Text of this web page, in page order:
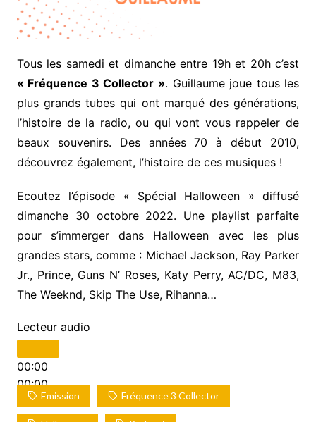
Tous les samedi et dimanche entre 19h et 20h c’est
« Fréquence 3 Collector ». Guillaume joue tous les
plus grands tubes qui ont marqué des générations,
l’histoire de la radio, ou qui vont vous rappeler de
beaux souvenirs. Des années 70 à début 2010,
découvrez également, l’histoire de ces musiques !
Ecoutez l’épisode « Spécial Halloween » diffusé
dimanche 30 octobre 2022. Une playlist parfaite
pour s’immerger dans Halloween avec les plus
grandes stars, comme : Michael Jackson, Ray Parker
Jr., Prince, Guns N’ Roses, Katy Perry, AC/DC, M83,
The Weeknd, Skip The Use, Rihanna…
Lecteur audio
00:00
00:00
00:00Emission Fréquence 3 Collector